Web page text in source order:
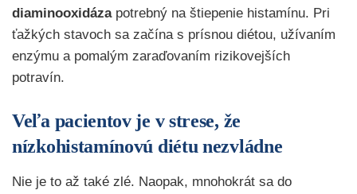
diaminooxidázapotrebný na štiepenie histamínu. Pri
ťažkých stavoch sa začína s prísnou diétou, užívaním
enzýmu a pomalým zaraďovaním rizikovejších
potravín.
Veľa pacientov je v strese, že
nízkohistamínovú diétu nezvládne
Nie je to až také zlé. Naopak, mnohokrát sa do